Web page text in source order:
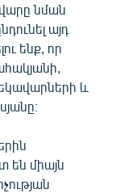
նման
այդ
ենք, որ
և
են միայն